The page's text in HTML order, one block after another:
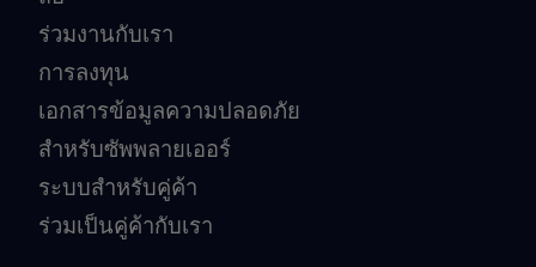
ร่วมงานกับเรา
การลงทุน
เอกสารข้อมูลความปลอดภัย
สำหรับซัพพลายเออร์
ระบบสำหรับคู่ค้า
ร่วมเป็นคู่ค้ากับเรา